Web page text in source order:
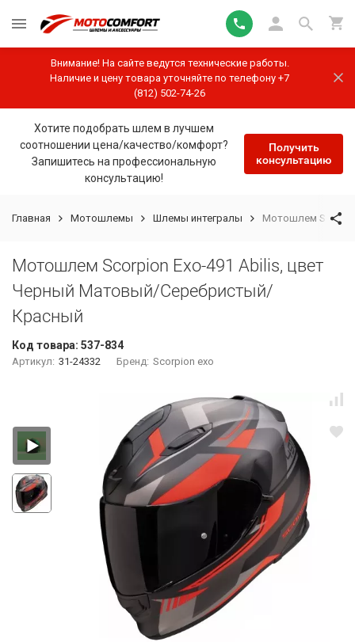
Внимание! На сайте ведутся технические работы.
Наличие и цену товара уточняйте по телефону +7
(812) 502-74-26
Хотите подобрать шлем в лучшем
соотношении цена/качество/комфорт?
Запишитесь на профессиональную
консультацию!
Получить
консультацию
Главная Мотошлемы Шлемы интегралы Мотошлем
Мотошлем Scorpion Exo-491 Abilis, цвет
Черный Матовый/Серебристый/
Красный
Код товара: 537-834
Артикул: 31-24332 Бренд: Scorpion exo